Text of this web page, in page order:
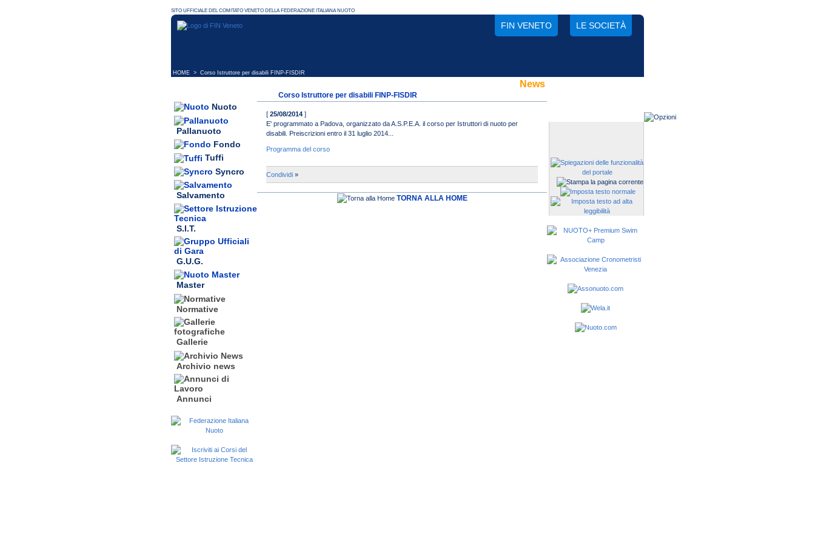
FIN VENETO LE SOCIETÀ
HOME > Corso Istruttore per disabili FINP-FISDIR
Nuoto
Pallanuoto
Fondo
Tuffi
Syncro
Salvamento
S.I.T.
G.U.G.
Master
Normative
Gallerie
Archivio news
Annunci
News
Corso Istruttore per disabili FINP-FISDIR
[ 25/08/2014 ]
E' programmato a Padova, organizzato da A.S.P.E.A. il corso per Istruttori di nuoto per
disabili. Preiscrizioni entro il 31 luglio 2014...
Programma del corso
Condividi »
TORNA ALLA HOME